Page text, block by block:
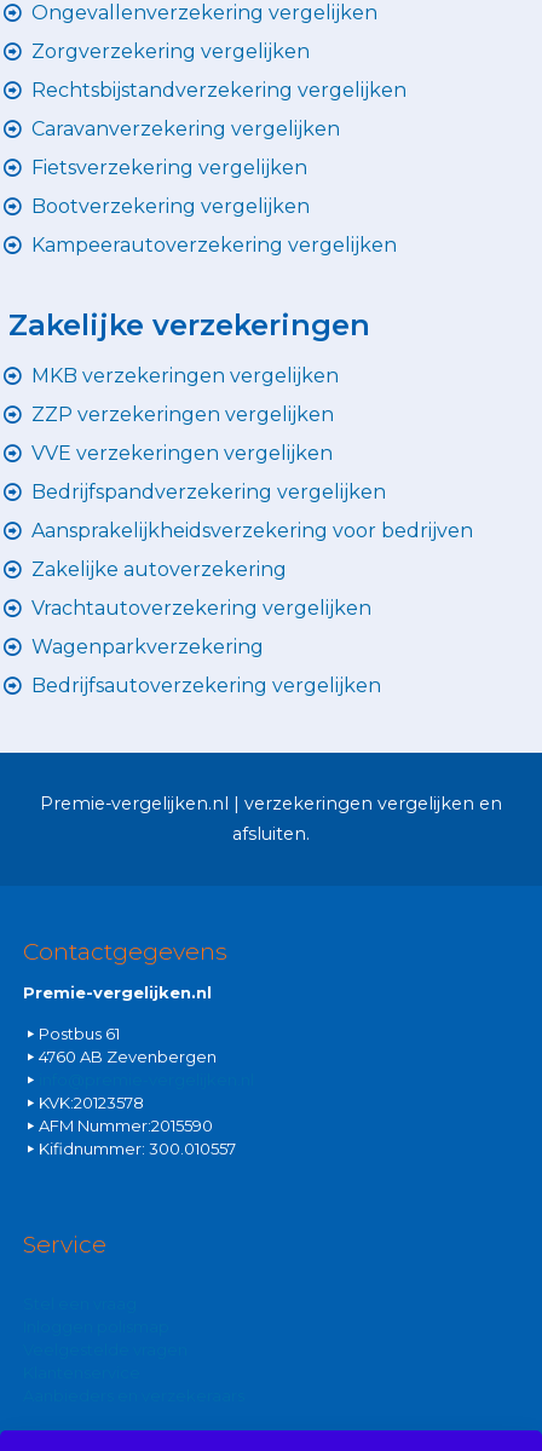
Ongevallenverzekering vergelijken
Zorgverzekering vergelijken
Rechtsbijstandverzekering vergelijken
Caravanverzekering vergelijken
Fietsverzekering vergelijken
Bootverzekering vergelijken
Kampeerautoverzekering vergelijken
Zakelijke verzekeringen
MKB verzekeringen vergelijken
ZZP verzekeringen vergelijken
VVE verzekeringen vergelijken
Bedrijfspandverzekering vergelijken
Aansprakelijkheidsverzekering voor bedrijven
Zakelijke autoverzekering
Vrachtautoverzekering vergelijken
Wagenparkverzekering
Bedrijfsautoverzekering vergelijken
Premie-vergelijken.nl | verzekeringen vergelijken en
afsluiten.
Contactgegevens
Premie-vergelijken.nl
Postbus 61
4760 AB Zevenbergen
KVK:20123578
AFM Nummer:2015590
Kifidnummer: 300.010557
Service